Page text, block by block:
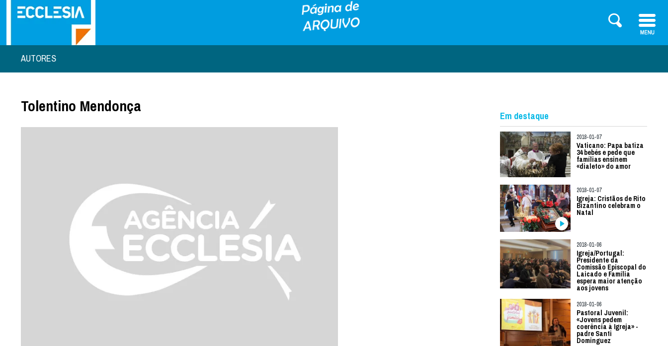
AUTORES
Tolentino Mendonça
Em destaque
2018-01-07
Vaticano: Papa batiza
34 bebés e pede que
famílias ensinem
«dialeto» do amor
2018-01-07
Igreja: Cristãos de Rito
Bizantino celebram o
Natal
2018-01-06
Igreja/Portugal:
Presidente da
Comissão Episcopal do
Laicado e Família
espera maior atenção
aos jovens
2018-01-06
Pastoral Juvenil:
«Jovens pedem
coerência à Igreja» -
padre Santi
Dominguez